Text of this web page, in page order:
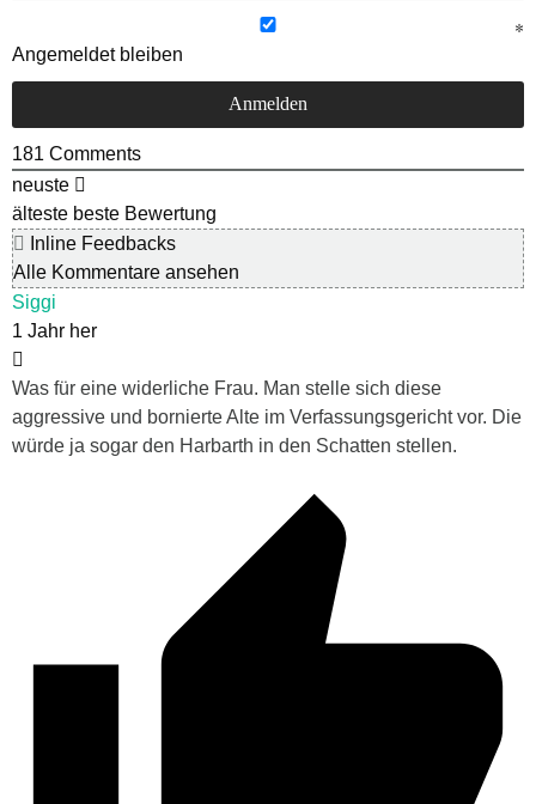
Angemeldet bleiben
181 Comments
neuste
älteste beste Bewertung
Inline Feedbacks
Alle Kommentare ansehen
Siggi
1 Jahr her
Was für eine widerliche Frau. Man stelle sich diese
aggressive und bornierte Alte im Verfassungsgericht vor. Die
würde ja sogar den Harbarth in den Schatten stellen.